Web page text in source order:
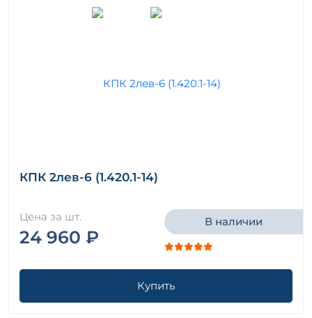
КПК 2лев-6 (1.420.1-14)
Цена за шт.
24 960 ₽
В наличии
Купить